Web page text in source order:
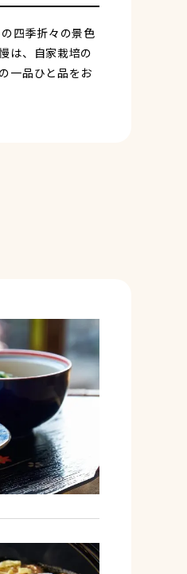
四季折々の景色
は、自家栽培の
一品ひと品をお